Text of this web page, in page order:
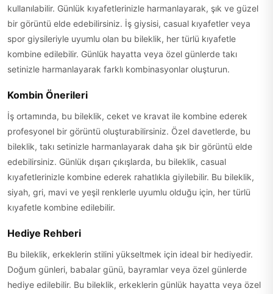
kullanılabilir. Günlük kıyafetlerinizle harmanlayarak, şık ve güzel
bir görüntü elde edebilirsiniz. İş giysisi, casual kıyafetler veya
spor giysileriyle uyumlu olan bu bileklik, her türlü kıyafetle
kombine edilebilir. Günlük hayatta veya özel günlerde takı
setinizle harmanlayarak farklı kombinasyonlar oluşturun.
Kombin Önerileri
İş ortamında, bu bileklik, ceket ve kravat ile kombine ederek
profesyonel bir görüntü oluşturabilirsiniz. Özel davetlerde, bu
bileklik, takı setinizle harmanlayarak daha şık bir görüntü elde
edebilirsiniz. Günlük dışarı çıkışlarda, bu bileklik, casual
kıyafetlerinizle kombine ederek rahatlıkla giyilebilir. Bu bileklik,
siyah, gri, mavi ve yeşil renklerle uyumlu olduğu için, her türlü
kıyafetle kombine edilebilir.
Hediye Rehberi
Bu bileklik, erkeklerin stilini yükseltmek için ideal bir hediyedir.
Doğum günleri, babalar günü, bayramlar veya özel günlerde
hediye edilebilir. Bu bileklik, erkeklerin günlük hayatta veya özel